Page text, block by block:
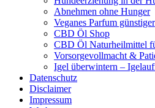
Abnehmen ohne Hunger
Veganes Parfum günstiger
CBD Öl Shop
CBD Öl Naturheilmittel
Vorsorgevollmacht &
Igel überwintern –
Datenschutz
Disclaimer
Impressum